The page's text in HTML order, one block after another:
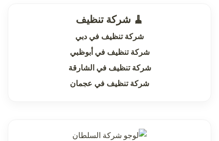
🧹 شركة تنظيف
شركة تنظيف في دبي
شركة تنظيف في أبوظبي
شركة تنظيف في الشارقة
شركة تنظيف في عجمان